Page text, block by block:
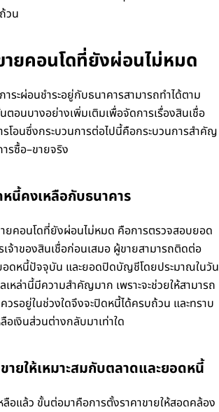
วน
ยคอนโดที่ยังผ่อนไม่หมด
ระผ่อนชำระอยู่กับธนาคารสามารถทำได้ตาม
อนบางอย่างเพิ่มเติมเพื่อจัดการเรื่องสินเชื่อ
รโอนซึ่งกระบวนการต่อไปนี้คือกระบวนการสำคัญ
รซื้อ–ขายจริง
นี้คงเหลือกับธนาคาร
ยคอนโดที่ยังผ่อนไม่หมด คือการตรวจสอบยอด
จ้าของสินเชื่อก่อนเสมอ ผู้ขายสามารถติดต่อ
อดหนี้ปัจจุบัน และยอดปิดบัญชีโดยประมาณในวัน
หล่านี้มีความสำคัญมาก เพราะจะช่วยให้สามารถ
ควรอยู่ในช่วงใดจึงจะปิดหนี้ได้ครบถ้วน และทราบ
อเงินส่วนต่างกลับมาเท่าใด
ายให้เหมาะสมกับตลาดและยอดหนี้
อแล้ว ขั้นต่อมาคือการตั้งราคาขายให้สอดคล้อง